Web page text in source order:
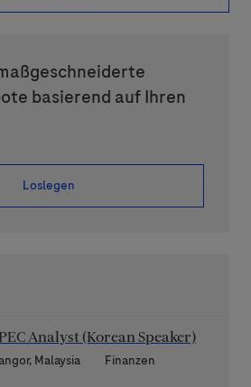
basierend auf Ihren
Loslegen
Analyst (Korean Speaker)
Malaysia Kategorie
Finanzen